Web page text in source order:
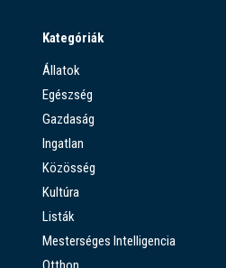
Kategóriák
Állatok
Egészség
Gazdaság
Ingatlan
Közösség
Kultúra
Listák
Mesterséges Intelligencia